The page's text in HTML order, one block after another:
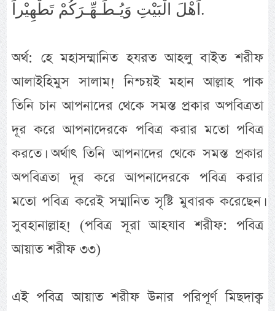
اَهْلَ الْبَيْتِ وَيُـطَـهِّـرَكُمْ تَطْهِيْراً.
অর্থ: হে মহাসম্মানিত হযরত আহলু বাইত শরীফ
আলাইহিমুস সালাম! নিশ্চয়ই মহান আল্লাহ পাক
তিনি চান আপনাদের থেকে সমস্ত প্রকার অপবিত্রতা
দূর করে আপনাদেরকে পবিত্র করার মতো পবিত্র
করতে। অর্থাৎ তিনি আপনাদের থেকে সমস্ত প্রকার
অপবিত্রতা দূর করে আপনাদেরকে পবিত্র করার
মতো পবিত্র করেই সম্মানিত সৃষ্টি মুবারক করেছেন।
সুবহানাল্লাহ! (পবিত্র সূরা আহযাব শরীফ: পবিত্র
আয়াত শরীফ ৩৩)
এই পবিত্র আয়াত শরীফ উনার পরিপূর্ণ মিছদাক্ব